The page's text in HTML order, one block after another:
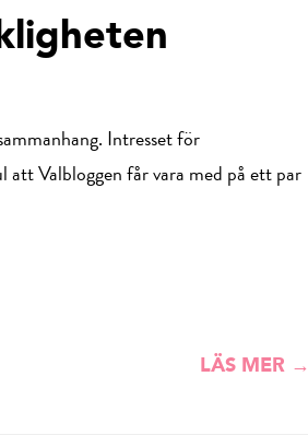
Intresset för
att Valbloggen får vara med på ett par
LÄS MER →